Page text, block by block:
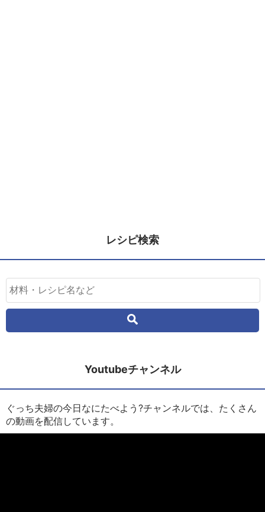
レシピ検索
Youtubeチャンネル
ぐっち夫婦の今日なにたべよう?チャンネルでは、たくさん
の動画を配信しています。